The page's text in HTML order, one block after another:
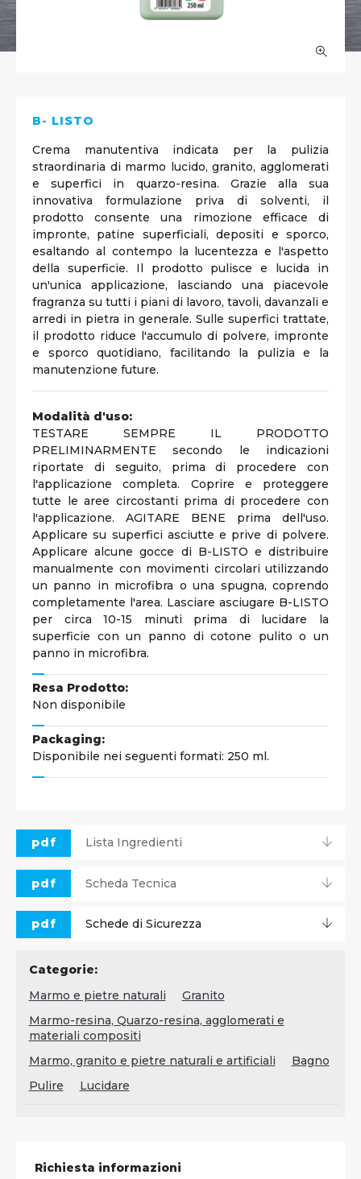
B- LISTO
Crema manutentiva indicata per la pulizia
straordinaria di marmo lucido, granito, agglomerati
e superfici in quarzo-resina. Grazie alla sua
innovativa formulazione priva di solventi, il
prodotto consente una rimozione efficace di
impronte, patine superficiali, depositi e sporco,
esaltando al contempo la lucentezza e l'aspetto
della superficie. Il prodotto pulisce e lucida in
un'unica applicazione, lasciando una piacevole
fragranza su tutti i piani di lavoro, tavoli, davanzali e
arredi in pietra in generale. Sulle superfici trattate,
il prodotto riduce l'accumulo di polvere, impronte
e sporco quotidiano, facilitando la pulizia e la
manutenzione future.
Modalità d'uso:
TESTARE SEMPRE IL PRODOTTO
PRELIMINARMENTE secondo le indicazioni
riportate di seguito, prima di procedere con
l'applicazione completa. Coprire e proteggere
tutte le aree circostanti prima di procedere con
l'applicazione. AGITARE BENE prima dell'uso.
Applicare su superfici asciutte e prive di polvere.
Applicare alcune gocce di B-LISTO e distribuire
manualmente con movimenti circolari utilizzando
un panno in microfibra o una spugna, coprendo
completamente l'area. Lasciare asciugare B-LISTO
per circa 10-15 minuti prima di lucidare la
superficie con un panno di cotone pulito o un
panno in microfibra.
Resa Prodotto:
Non disponibile
Packaging:
Disponibile nei seguenti formati: 250 ml.
pdf Lista Ingredienti
pdf Scheda Tecnica
pdf Schede di Sicurezza
Categorie:
Marmo e pietre naturali
Granito
Marmo-resina, Quarzo-resina, agglomerati e
materiali compositi
Marmo, granito e pietre naturali e artificiali
Bagno
Pulire
Lucidare
Richiesta informazioni